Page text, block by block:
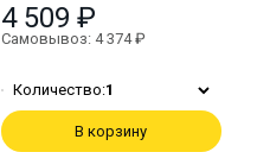
4 509 ₽
Самовывоз: 4 374 ₽
Количество:1
В корзину